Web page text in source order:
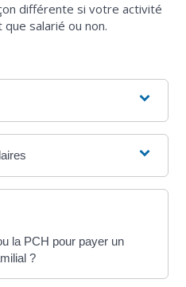
différente si votre activité
salarié ou non.
la PCH pour payer un
?